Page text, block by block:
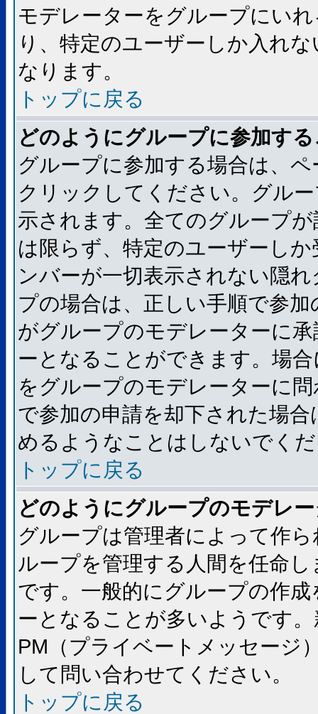
モデレーターをグループにい
り、特定のユーザーしか入れ
なります。
トップに戻る
どのようにグループに参加す
グループに参加する場合は、
クリックしてください。グル
示されます。全てのグループ
は限らず、特定のユーザーし
ンバーが一切表示されない隠
プの場合は、正しい手順で参
がグループのモデレーターに
ーとなることができます。場
をグループのモデレーターに
で参加の申請を却下された場
めるようなことはしないでく
トップに戻る
どのようにグループのモデレ
グループは管理者によって作
ループを管理する人間を任命
です。一般的にグループの作
ーとなることが多いようです
PM（プライベートメッセージ
して問い合わせてください。
トップに戻る